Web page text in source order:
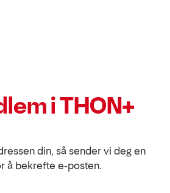
i THON+
din, så sender vi deg en
å bekrefte e-posten.